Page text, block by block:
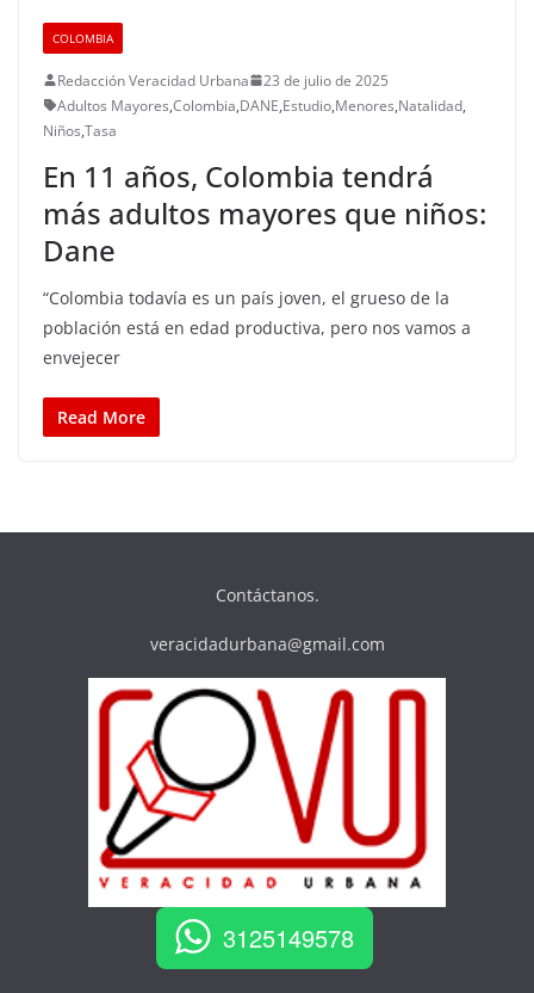
COLOMBIA
Redacción Veracidad Urbana
23 de julio de 2025
Adultos Mayores,Colombia,DANE,Estudio,Menores,Natalidad,
Niños,Tasa
En 11 años, Colombia tendrá
más adultos mayores que niños:
Dane
“Colombia todavía es un país joven, el grueso de la
población está en edad productiva, pero nos vamos a
envejecer
Read More
Contáctanos.
veracidadurbana@gmail.com
3125149578